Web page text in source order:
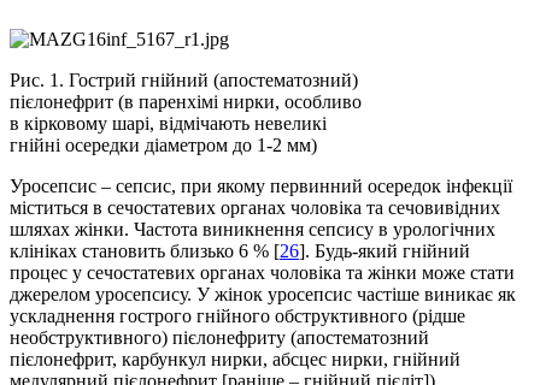
Рис. 1. Гострий гнійний (апостематозний)
пієлонефрит (в паренхімі нирки, особливо
в кірковому шарі, відмічають невеликі
гнійні осередки діаметром до 1-2 мм)
Уросепсис – сепсис, при якому первинний осередок інфекції
міститься в сечостатевих органах чоловіка та сечовивідних
шляхах жінки. Частота виникнення сепсису в урологічних
клініках становить близько 6 % [26]. Будь-який гнійний
процес у сечостатевих органах чоловіка та жінки може стати
джерелом уросепсису. У жінок уросепсис частіше виникає як
ускладнення гострого гнійного обструктивного (рідше
необструктивного) пієлонефриту (апостематозний
пієлонефрит, карбункул нирки, абсцес нирки, гнійний